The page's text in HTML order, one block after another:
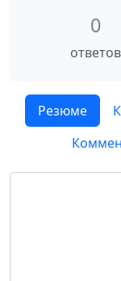
0
ответов
Резюме